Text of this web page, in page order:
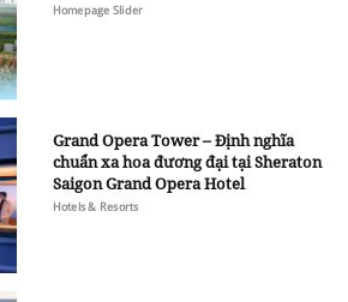
Homepage Slider
Grand Opera Tower – Định nghĩa
chuẩn xa hoa đương đại tại Sheraton
Saigon Grand Opera Hotel
Hotels & Resorts